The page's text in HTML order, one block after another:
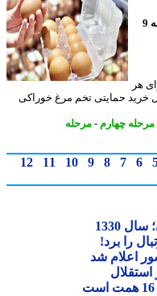
خرید حمایتی تخم مرغ خوراکی
چهارم-مرحله
7
8
9
10
11
12
برد!
شد